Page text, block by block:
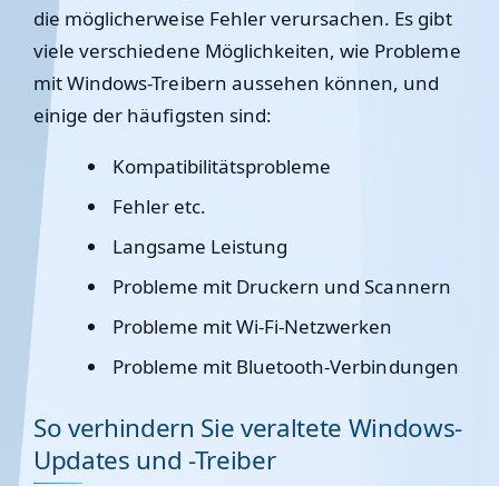
die möglicherweise Fehler verursachen. Es gibt
viele verschiedene Möglichkeiten, wie Probleme
mit Windows-Treibern aussehen können, und
einige der häufigsten sind:
Kompatibilitätsprobleme
Fehler etc.
Langsame Leistung
Probleme mit Druckern und Scannern
Probleme mit Wi-Fi-Netzwerken
Probleme mit Bluetooth-Verbindungen
So verhindern Sie veraltete Windows-
Updates und -Treiber